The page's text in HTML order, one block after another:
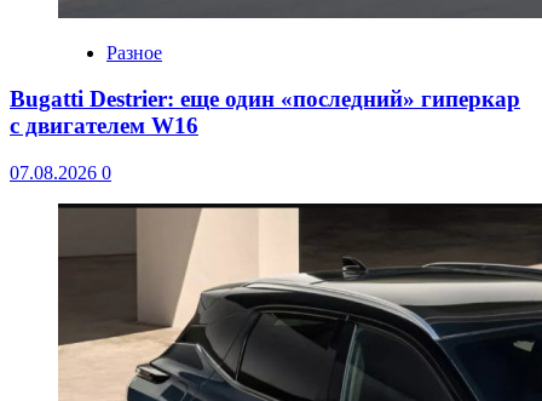
Разное
Bugatti Destrier: еще один «последний» гиперкар
с двигателем W16
07.08.2026 0